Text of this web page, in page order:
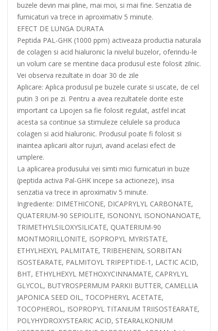
buzele devin mai pline, mai moi, si mai fine. Senzatia de
furnicaturi va trece in aproximativ 5 minute.
EFECT DE LUNGA DURATA
Peptida PAL-GHK (1000 ppm) activeaza productia naturala
de colagen si acid hialuronic la nivelul buzelor, oferindu-le
un volum care se mentine daca produsul este folosit zilnic.
Vei observa rezultate in doar 30 de zile
Aplicare: Aplica produsul pe buzele curate si uscate, de cel
putin 3 ori pe zi. Pentru a avea rezultatele dorite este
important ca Lipojen sa fie folosit regulat, astfel incat
acesta sa continue sa stimuleze celulele sa produca
colagen si acid hialuronic. Produsul poate fi folosit si
inaintea aplicarii altor rujuri, avand acelasi efect de
umplere.
La aplicarea produsului vei simti mici furnicaturi in buze
(peptida activa Pal-GHK incepe sa actioneze), insa
senzatia va trece in aproximativ 5 minute.
Ingrediente: DIMETHICONE, DICAPRYLYL CARBONATE,
QUATERIUM-90 SEPIOLITE, ISONONYL ISONONANOATE,
TRIMETHYLSILOXYSILICATE, QUATERIUM-90
MONTMORILLONITE, ISOPROPYL MYRISTATE,
ETHYLHEXYL PALMITATE, TRIBEHENIN, SORBITAN
ISOSTEARATE, PALMITOYL TRIPEPTIDE-1, LACTIC ACID,
BHT, ETHYLHEXYL METHOXYCINNAMATE, CAPRYLYL
GLYCOL, BUTYROSPERMUM PARKII BUTTER, CAMELLIA
JAPONICA SEED OIL, TOCOPHERYL ACETATE,
TOCOPHEROL, ISOPROPYL TITANIUM TRIISOSTEARATE,
POLYHYDROXYSTEARIC ACID, STEARALKONIUM